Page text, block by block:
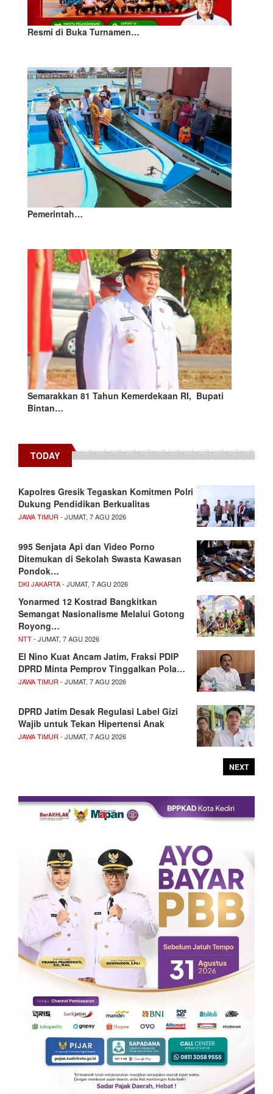
Resmi di Buka Turnamen…
Pemerintah…
Semarakkan 81 Tahun Kemerdekaan RI, Bupati
Bintan…
TODAY
Kapolres Gresik Tegaskan Komitmen Polri
Dukung Pendidikan Berkualitas
JAWA TIMUR- JUMAT, 7 AGU 2026
995 Senjata Api dan Video Porno
Ditemukan di Sekolah Swasta Kawasan
Pondok…
DKI JAKARTA- JUMAT, 7 AGU 2026
Yonarmed 12 Kostrad Bangkitkan
Semangat Nasionalisme Melalui Gotong
Royong…
NTT- JUMAT, 7 AGU 2026
El Nino Kuat Ancam Jatim, Fraksi PDIP
DPRD Minta Pemprov Tinggalkan Pola…
JAWA TIMUR- JUMAT, 7 AGU 2026
DPRD Jatim Desak Regulasi Label Gizi
Wajib untuk Tekan Hipertensi Anak
JAWA TIMUR- JUMAT, 7 AGU 2026
NEXT